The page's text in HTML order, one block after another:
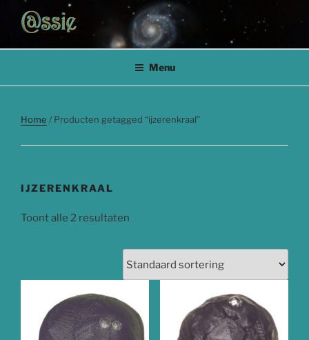
ASTRIDEEUWES.NL
@strideeuwes.nl Micrometeorieten en sterrenstof – Astrid Eeuwes
Menu
Home / Producten getagged “ijzerenkraal”
IJZERENKRAAL
Toont alle 2 resultaten